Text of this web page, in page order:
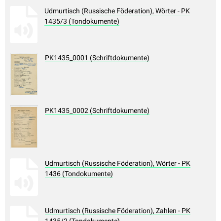
Udmurtisch (Russische Föderation), Wörter - PK
1435/3 (Tondokumente)
PK1435_0001 (Schriftdokumente)
PK1435_0002 (Schriftdokumente)
Udmurtisch (Russische Föderation), Wörter - PK
1436 (Tondokumente)
Udmurtisch (Russische Föderation), Zahlen - PK